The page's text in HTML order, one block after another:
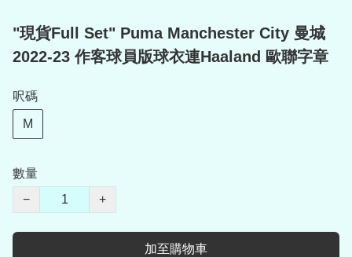
"現貨Full Set" Puma Manchester City 曼城
2022-23 作客球員版球衣連Haaland 歐聯字章
呎碼
M
數量
−
+
加至購物車